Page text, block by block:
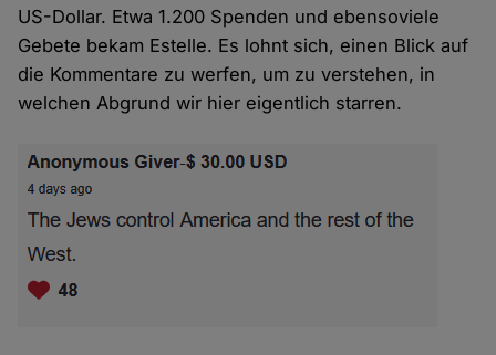
US-Dollar. Etwa 1.200 Spenden und ebensoviele
Gebete bekam Estelle. Es lohnt sich, einen Blick auf
die Kommentare zu werfen, um zu verstehen, in
welchen Abgrund wir hier eigentlich starren.